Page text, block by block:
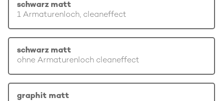
schwarz matt
1 Armaturenloch, cleaneffect
schwarz matt
ohne Armaturenloch cleaneffect
graphit matt